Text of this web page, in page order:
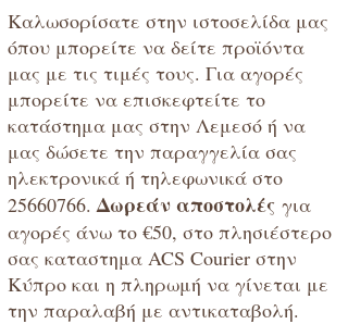
Καλωσορίσατε στην ιστοσελίδα μας
όπου μπορείτε να δείτε προϊόντα
μας με τις τιμές τους. Για αγορές
μπορείτε να επισκεφτείτε το
κατάστημα μας στην Λεμεσό ή να
μας δώσετε την παραγγελία σας
ηλεκτρονικά ή τηλεφωνικά στο
25660766.Δωρεάν αποστολές για
αγορές άνω το €50, στο πλησιέστερο
σας καταστημα ACS Courier στην
Κύπρο και η πληρωμή να γίνεται με
την παραλαβή με αντικαταβολή.